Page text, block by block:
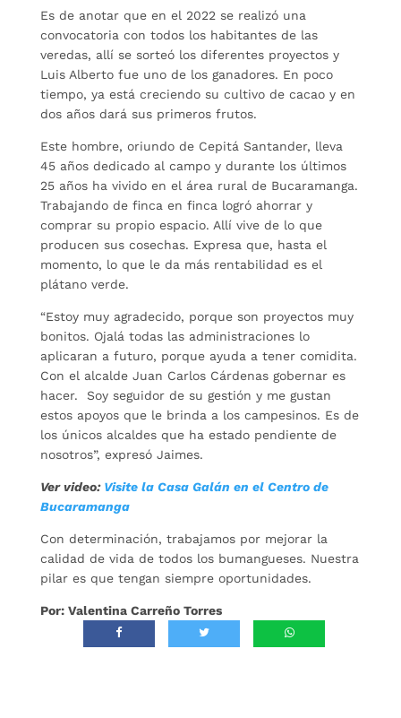
Es de anotar que en el 2022 se realizó una
convocatoria con todos los habitantes de las
veredas, allí se sorteó los diferentes proyectos y
Luis Alberto fue uno de los ganadores. En poco
tiempo, ya está creciendo su cultivo de cacao y en
dos años dará sus primeros frutos.
Este hombre, oriundo de Cepitá Santander, lleva
45 años dedicado al campo y durante los últimos
25 años ha vivido en el área rural de Bucaramanga.
Trabajando de finca en finca logró ahorrar y
comprar su propio espacio. Allí vive de lo que
producen sus cosechas. Expresa que, hasta el
momento, lo que le da más rentabilidad es el
plátano verde.
“Estoy muy agradecido, porque son proyectos muy
bonitos. Ojalá todas las administraciones lo
aplicaran a futuro, porque ayuda a tener comidita.
Con el alcalde Juan Carlos Cárdenas gobernar es
hacer. Soy seguidor de su gestión y me gustan
estos apoyos que le brinda a los campesinos. Es de
los únicos alcaldes que ha estado pendiente de
nosotros”, expresó Jaimes.
Ver video: Visite la Casa Galán en el Centro de
Bucaramanga
Con determinación, trabajamos por mejorar la
calidad de vida de todos los bumangueses. Nuestra
pilar es que tengan siempre oportunidades.
Por: Valentina Carreño Torres